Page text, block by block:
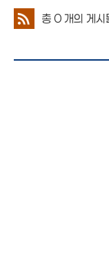
총 0 개의 게시